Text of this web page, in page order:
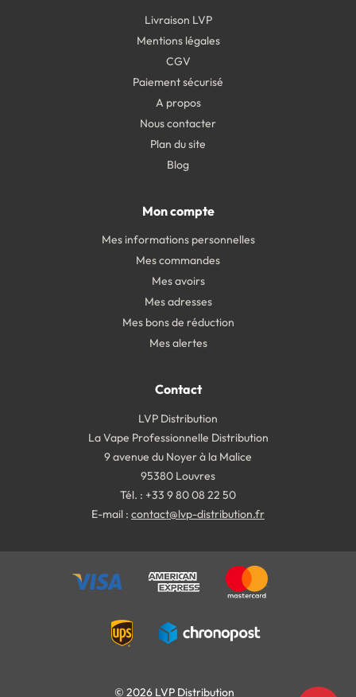
Livraison LVP
Mentions légales
CGV
Paiement sécurisé
A propos
Nous contacter
Plan du site
Blog
Mon compte
Mes informations personnelles
Mes commandes
Mes avoirs
Mes adresses
Mes bons de réduction
Mes alertes
Contact
LVP Distribution
La Vape Professionnelle Distribution
9 avenue du Noyer à la Malice
95380 Louvres
Tél. : +33 9 80 08 22 50
E-mail : contact@lvp-distribution.fr
© 2026 LVP Distribution